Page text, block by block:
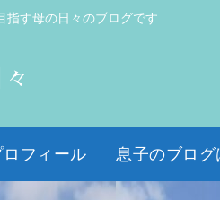
指す母の日々のブログです
ロフィール